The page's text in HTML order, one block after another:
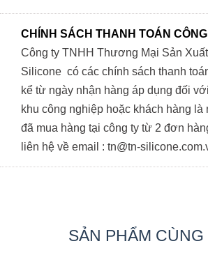
CHÍNH SÁCH THANH TOÁN
Công ty TNHH Thương Mại Sản
Silicone có các chính sách thanh
kể từ ngày nhận hàng áp dụng đối
khu công nghiệp hoặc khách hàng
đã mua hàng tại công ty từ 2 đơn
liên hệ về email : tn@tn-
SẢN PHẨM CÙNG